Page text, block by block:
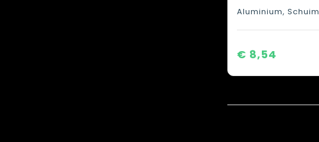
Aluminium, Schuim
€ 8,54